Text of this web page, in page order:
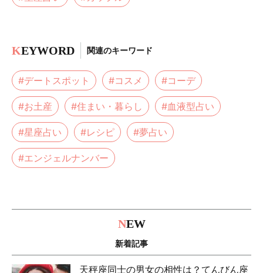
KEYWORD 関連のキーワード
#デートスポット #コスメ #コーデ
#お土産 #住まい・暮らし #血液型占い
#星座占い #レシピ #夢占い
#エンジェルナンバー
NEW
新着記事
天秤座同士の男女の相性は？てんびん座